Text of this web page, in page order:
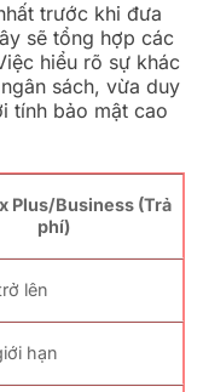
trước khi đưa
sẽ tổng hợp các
hiểu rõ sự khác
sách, vừa duy
tính bảo mật cao
Plus/Business (Trả
phí)
lên
hạn